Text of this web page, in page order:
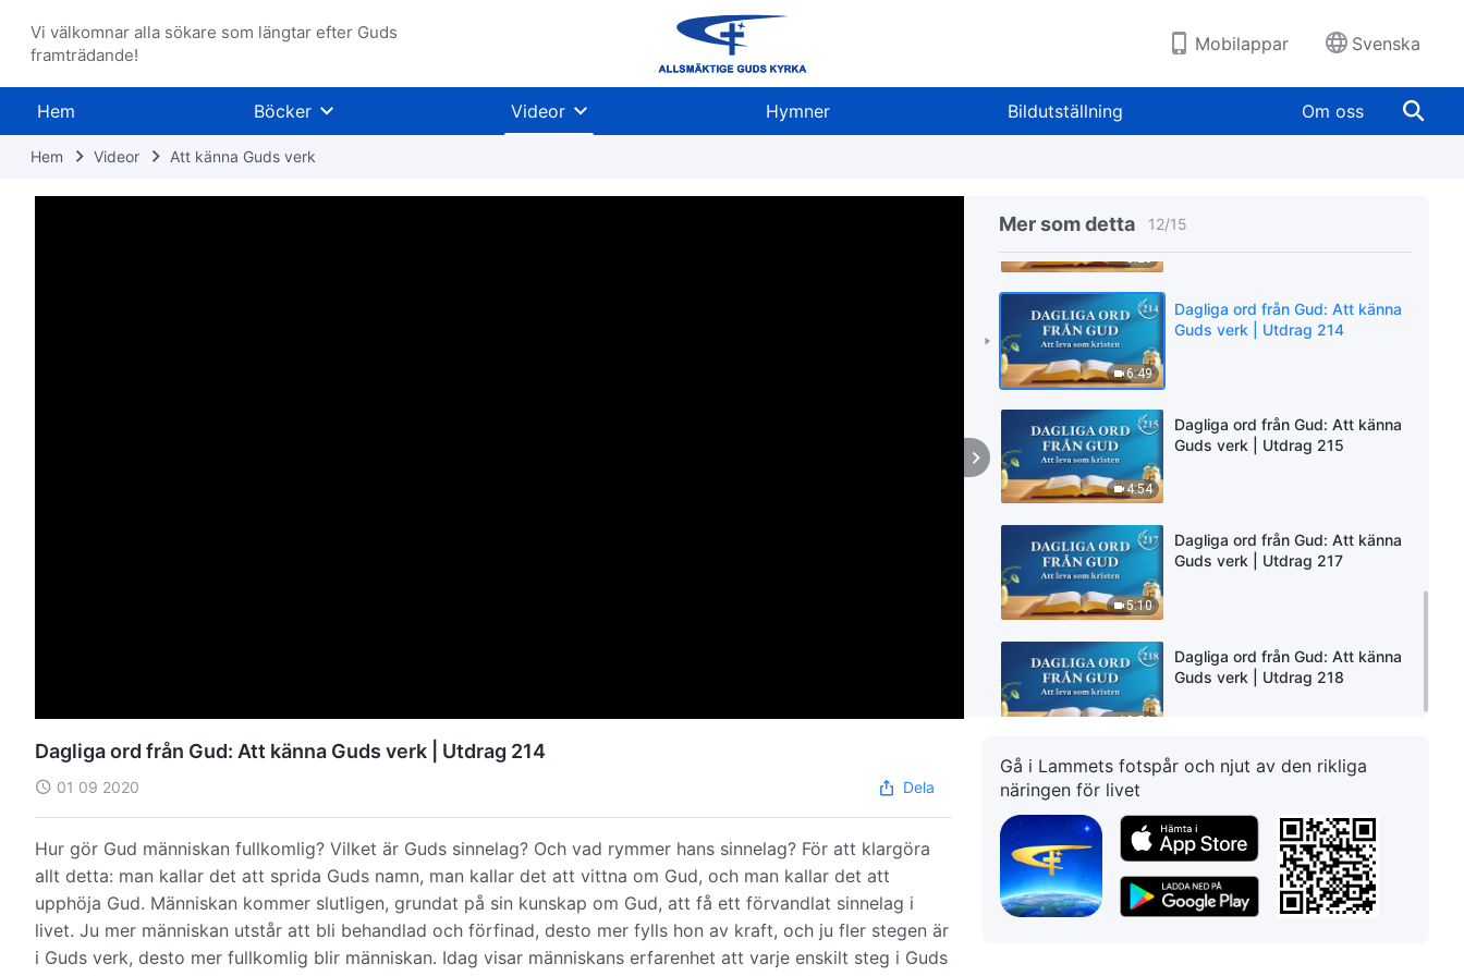
Vi välkomnar alla sökare som längtar efter Guds
framträdande!
Mobilappar Svenska
Hem Böcker Videor Hymner Bildutställning Om oss
Hem Videor Att känna Guds verk
Mer som detta 12/15
8:20
6:49
Dagliga ord från Gud: Att känna
Guds verk | Utdrag 214
4:54
Dagliga ord från Gud: Att känna
Guds verk | Utdrag 215
5:10
Dagliga ord från Gud: Att känna
Guds verk | Utdrag 217
10:51
Dagliga ord från Gud: Att känna
Guds verk | Utdrag 218
Dagliga ord från Gud: Att känna Guds verk | Utdrag 214
01 09 2020 Dela
Hur gör Gud människan fullkomlig? Vilket är Guds sinnelag? Och vad rymmer hans sinnelag? För att klargöra
allt detta: man kallar det att sprida Guds namn, man kallar det att vittna om Gud, och man kallar det att
upphöja Gud. Människan kommer slutligen, grundat på sin kunskap om Gud, att få ett förvandlat sinnelag i
livet. Ju mer människan utstår att bli behandlad och förfinad, desto mer fylls hon av kraft, och ju fler stegen är
i Guds verk, desto mer fullkomlig blir människan. Idag visar människans erfarenhet att varje enskilt steg i Guds
Gå i Lammets fotspår och njut av den rikliga
näringen för livet